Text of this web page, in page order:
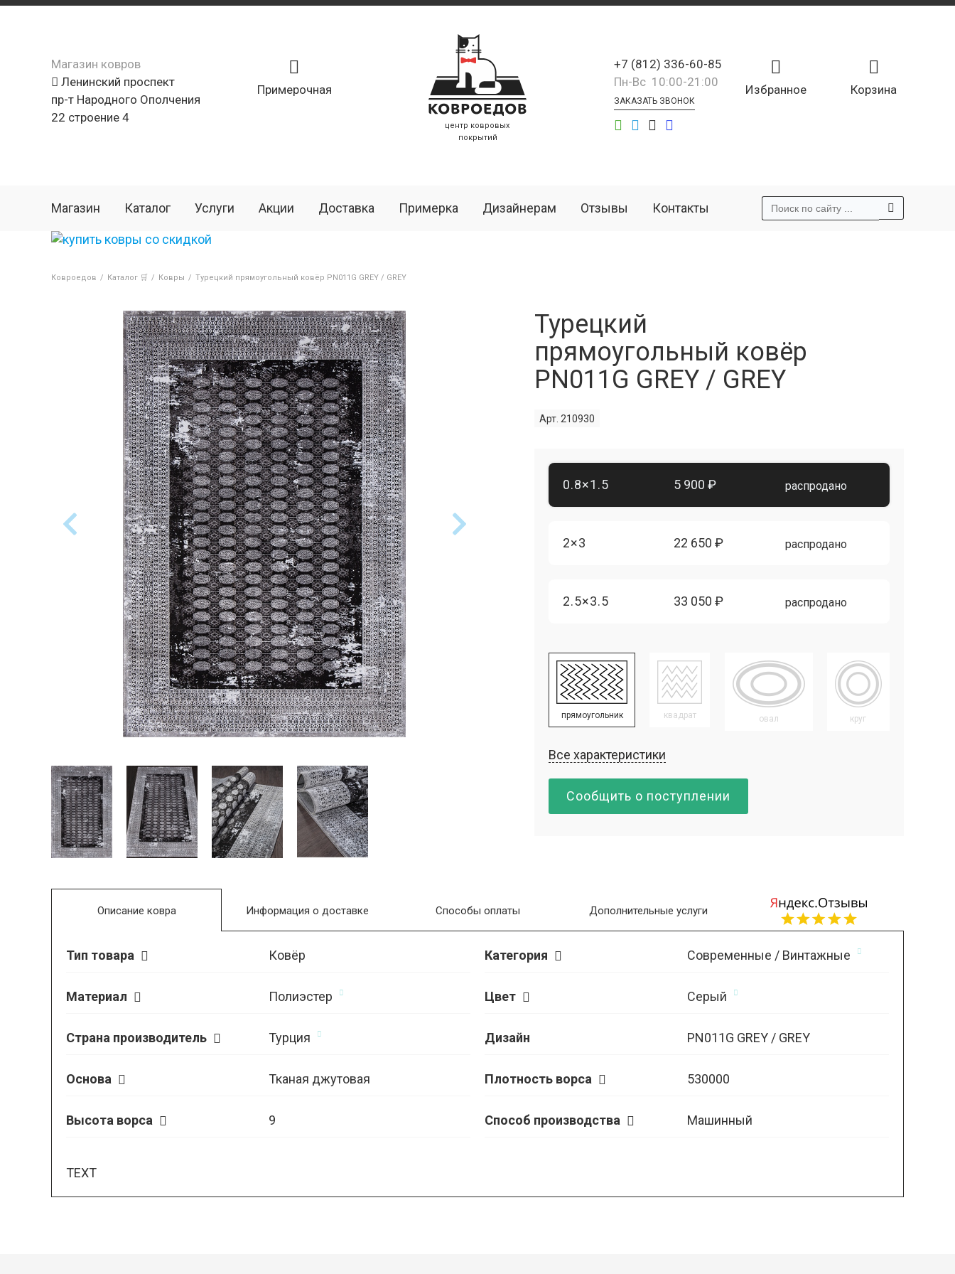
Магазин ковров
Ленинский проспект
пр-т Народного Ополчения
22 строение 4
Примерочная
центр ковровых
покрытий
Корзина
Избранное
+7 (812) 336-60-85
Пн-Вс 10:00-21:00
ЗАКАЗАТЬ ЗВОНОК
Магазин Каталог Услуги Акции Доставка Примерка Дизайнерам Отзывы Контакты
Ковроедов / Каталог 🛒 / Ковры / Турецкий прямоугольный ковёр PN011G GREY / GREY
Турецкий
прямоугольный ковёр
PN011G GREY / GREY
Арт. 210930
0.8×1.5 5 900 ₽ распродано
2×3 22 650 ₽ распродано
2.5×3.5 33 050 ₽ распродано
прямоугольник квадрат овал круг
Все характеристики
Сообщить о поступлении
Описание ковра
Тип товара Ковёр Категория Современные / Винтажные
Материал Полиэстер Цвет Серый
Страна производитель Турция Дизайн PN011G GREY / GREY
Основа Тканая джутовая Плотность ворса 530000
Высота ворса 9 Способ производства Машинный
TEXT
Информация о доставке Способы оплаты Дополнительные услуги